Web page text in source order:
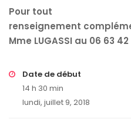
Pour tout
renseignement
Mme LUGASSI au 06 63 42
Date de début
14 h 30 min
lundi, juillet 9, 2018